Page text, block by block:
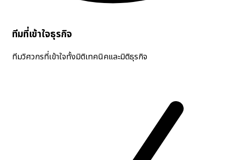
ทีมที่เข้าใจธุรกิจ
ทีมวิศวกรที่เข้าใจทั้งมิติเทคนิคและมิติธุรกิจ